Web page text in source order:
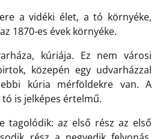
a vidéki élet, a tó környéke,
1870-es évek környéke.
kúriája. Ez nem városi
közepén egy udvarházzal
kúria mérföldekre van. A
is jelképes értelmű.
tagolódik: az első rész az első